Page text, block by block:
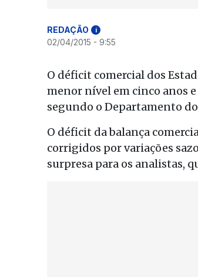
REDAÇÃO i
02/04/2015 - 9:55
O déficit comercial dos
menor nível em cinco anos
segundo o Departamento
O déficit da balança
corrigidos por variações
surpresa para os analistas,